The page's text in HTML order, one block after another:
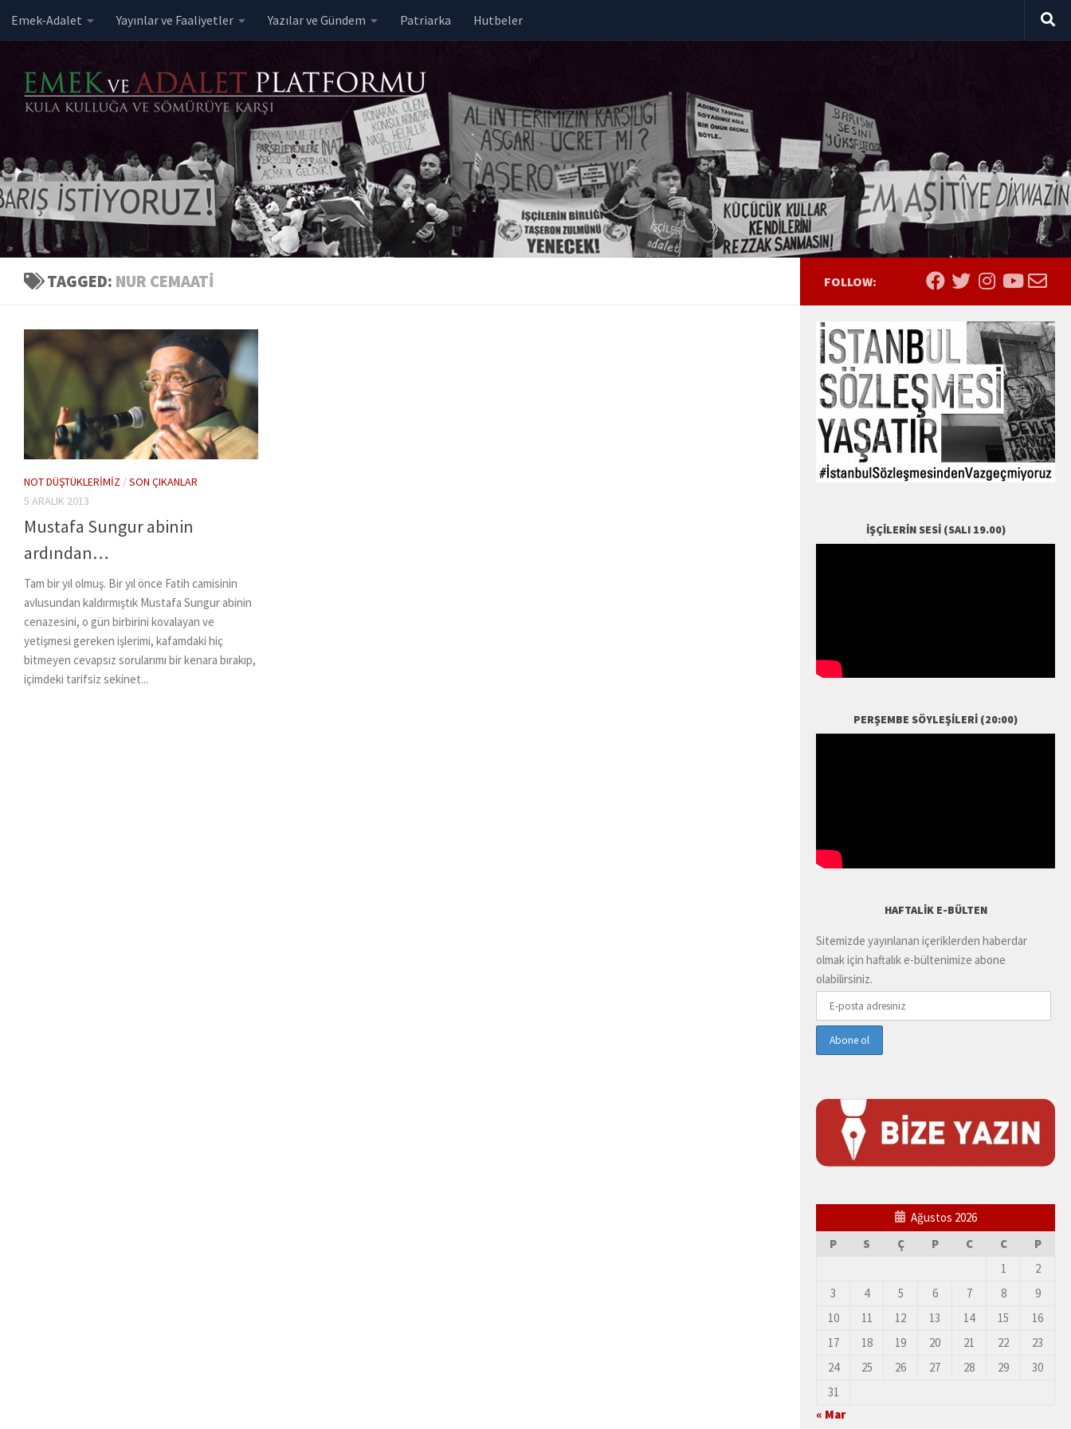
Skip to content
Emek-Adalet Yayınlar ve Faaliyetler Yazılar ve Gündem Patriarka Hutbeler
TAGGED: NUR CEMAATI
NOT DÜŞTÜKLERIMIZ /SON ÇIKANLAR
5 ARALIK 2013
Mustafa Sungur abinin
ardından…
Tam bir yıl olmuş. Bir yıl önce Fatih camisinin
avlusundan kaldırmıştık Mustafa Sungur abinin
cenazesini, o gün birbirini kovalayan ve
yetişmesi gereken işlerimi, kafamdaki hiç
bitmeyen cevapsız sorularımı bir kenara bırakıp,
içimdeki tarifsiz sekinet...
FOLLOW:
İŞÇILERIN SESI (SALI 19.00)
PERŞEMBE SÖYLEŞILERI (20:00)
HAFTALIK E-BÜLTEN
Sitemizde yayınlanan içeriklerden haberdar
olmak için haftalık e-bültenimize abone
olabilirsiniz.
Ağustos 2026
P
S Ç P C C
P
1
2
3
4 5 6 7 8
9
10
11 12 13 14 15
16
17
18 19 20 21 22
23
24
25 26 27 28 29
30
31
« Mar